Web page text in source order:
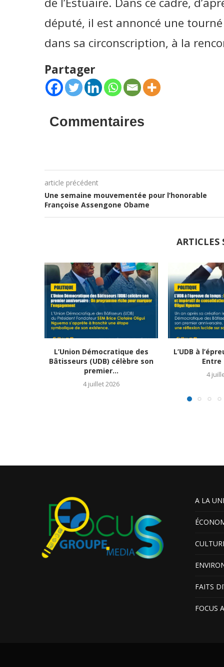
député, il est annoncé une
dans sa circonscription, à la
Partager
Commentaires
article précédent
Une semaine mouvementée pour l’honorable
Françoise Assengone Obame
ARTICLES
L’Union Démocratique des
Bâtisseurs (UDB) célèbre son
premier...
4 juillet 2026
L’UDB à
Entre
4
A LA
FAITS
FOCUS